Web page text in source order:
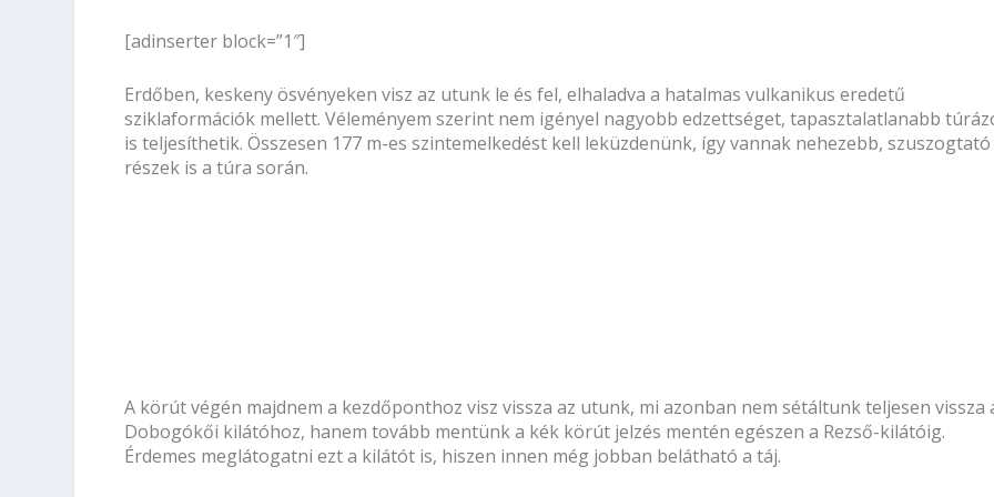
[adinserter block=”1″]
Erdőben, keskeny ösvényeken visz az utunk le és fel, elhaladva a hatalmas vulkanikus eredetű
sziklaformációk mellett. Véleményem szerint nem igényel nagyobb edzettséget, tapasztalatlanabb
is teljesíthetik. Összesen 177 m-es szintemelkedést kell leküzdenünk, így vannak nehezebb, szuszogtató
részek is a túra során.
A körút végén majdnem a kezdőponthoz visz vissza az utunk, mi azonban nem sétáltunk teljesen vissza
Dobogókői kilátóhoz, hanem tovább mentünk a kék körút jelzés mentén egészen a Rezső-kilátóig.
Érdemes meglátogatni ezt a kilátót is, hiszen innen még jobban belátható a táj.